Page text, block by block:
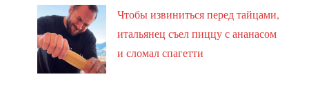
Чтобы извиниться перед тайцами,
итальянец съел пиццу с ананасом
и сломал спагетти